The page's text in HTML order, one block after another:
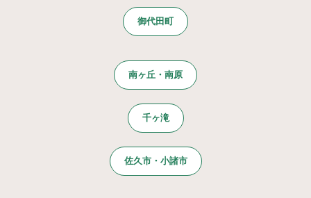
御代田町
南ヶ丘・南原
千ヶ滝
佐久市・小諸市